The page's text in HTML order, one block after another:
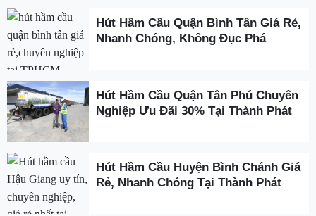
Hút Hầm Cầu Quận Bình Tân Giá Rẻ,
Nhanh Chóng, Không Đục Phá
Hút Hầm Cầu Quận Tân Phú Chuyên
Nghiệp Ưu Đãi 30% Tại Thành Phát
Hút Hầm Cầu Huyện Bình Chánh Giá
Rẻ, Nhanh Chóng Tại Thành Phát